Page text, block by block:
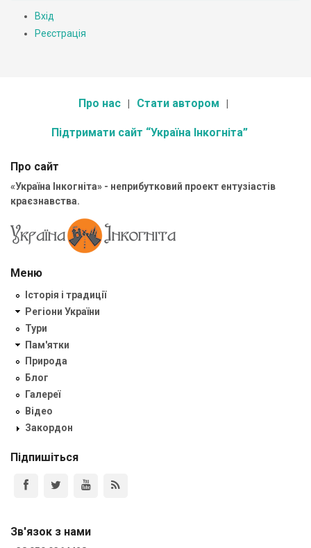
Вхід
Реєстрація
Про нас Стати автором
Підтримати сайт “Україна Інкогніта”
Про сайт
«Україна Інкогніта» - неприбутковий проект ентузіастів
краєзнавства.
Меню
Історія і традиції
Регіони України
Тури
Пам'ятки
Природа
Блог
Галереї
Відео
Закордон
Підпишіться
Зв'язок з нами